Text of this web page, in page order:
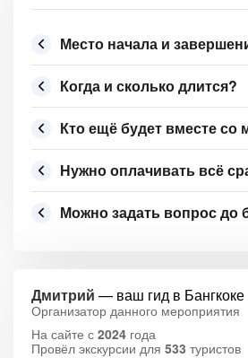
Место начала и
Когда и сколько длится?
Кто ещё будет вместе со
Нужно оплачивать всё
Можно задать вопрос до
Дмитрий — ваш гид в Бангкоке
Организатор данного мероприятия
На сайте с 2024 года
Провёл экскурсии для 533 туристов